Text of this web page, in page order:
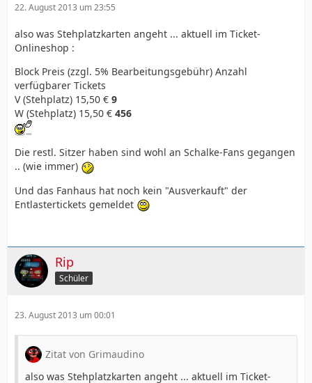
22. August 2013 um 23:55
also was Stehplatzkarten angeht ... aktuell im Ticket-
Onlineshop :
Block Preis (zzgl. 5% Bearbeitungsgebühr) Anzahl
verfügbarer Tickets
V (Stehplatz) 15,50 € 9
W (Stehplatz) 15,50 € 456
Die restl. Sitzer haben sind wohl an Schalke-Fans gegangen
.. (wie immer)
Und das Fanhaus hat noch kein "Ausverkauft" der
Entlastertickets gemeldet
Rip
Schüler
23. August 2013 um 00:01
Zitat von Grimaudino
also was Stehplatzkarten angeht ... aktuell im Ticket-